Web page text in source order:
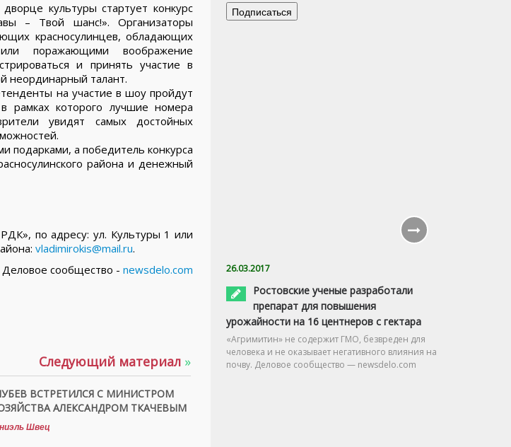
культуры стартует конкурс
– Твой шанс!». Организаторы
красносулинцев, обладающих
поражающими воображение
и принять участие в
неординарный талант.
на участие в шоу пройдут
рамках которого лучшие номера
увидят самых достойных
подарками, а победитель конкурса
района и денежный
по адресу: ул. Культуры 1 или
vladimirokis@mail.ru.
Деловое сообщество - newsdelo.com
Следующий материал »
ВСТРЕТИЛСЯ С МИНИСТРОМ
АЛЕКСАНДРОМ ТКАЧЕВЫМ
Швец
26.03.2017
Ростовские ученые разработали
препарат для повышения
урожайности на 16 центнеров с гектара
«Агримитин» не содержит ГМО, безвреден для
человека и не оказывает негативного влияния на
почву. Деловое сообщество — newsdelo.com